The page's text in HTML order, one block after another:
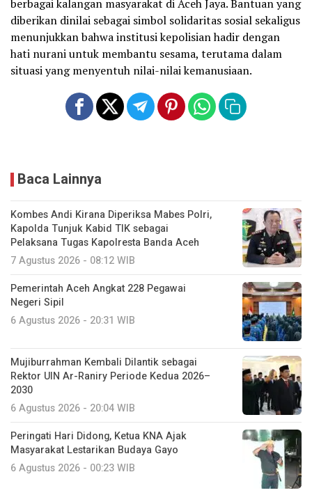
berbagai kalangan masyarakat di Aceh Jaya. Bantuan yang
diberikan dinilai sebagai simbol solidaritas sosial sekaligus
menunjukkan bahwa institusi kepolisian hadir dengan
hati nurani untuk membantu sesama, terutama dalam
situasi yang menyentuh nilai-nilai kemanusiaan.
Baca Lainnya
Kombes Andi Kirana Diperiksa Mabes Polri,
Kapolda Tunjuk Kabid TIK sebagai
Pelaksana Tugas Kapolresta Banda Aceh
7 Agustus 2026 - 08:12 WIB
Pemerintah Aceh Angkat 228 Pegawai
Negeri Sipil
6 Agustus 2026 - 20:31 WIB
Mujiburrahman Kembali Dilantik sebagai
Rektor UIN Ar-Raniry Periode Kedua 2026–
2030
6 Agustus 2026 - 20:04 WIB
Peringati Hari Didong, Ketua KNA Ajak
Masyarakat Lestarikan Budaya Gayo
6 Agustus 2026 - 00:23 WIB